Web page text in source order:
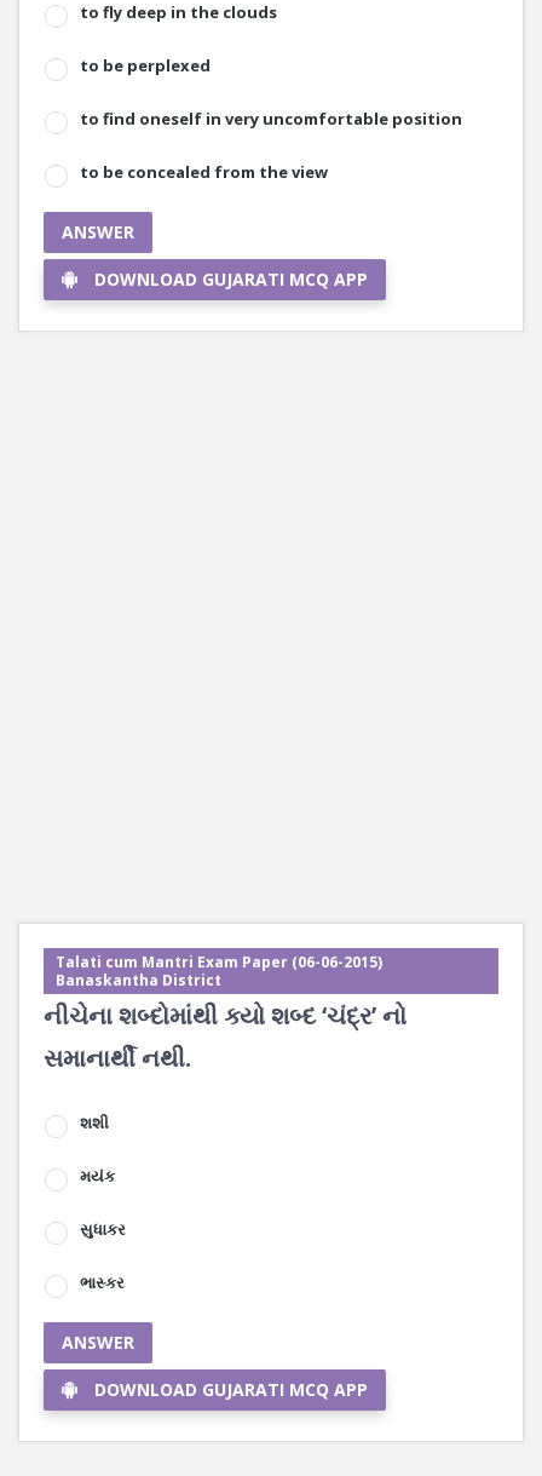
to fly deep in the clouds
to be perplexed
to find oneself in very uncomfortable position
to be concealed from the view
ANSWER
DOWNLOAD GUJARATI MCQ APP
Talati cum Mantri Exam Paper (06-06-2015)
Banaskantha District
નીચેના શબ્દોમાંથી ક્યો શબ્દ ‘ચંદ્ર’ નો
સમાનાર્થી નથી.
શશી
મયંક
સુધાકર
ભાસ્કર
ANSWER
DOWNLOAD GUJARATI MCQ APP